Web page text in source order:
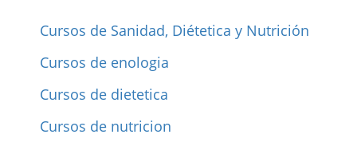
Cursos de Sanidad, Diétetica y Nutrición
Cursos de enologia
Cursos de dietetica
Cursos de nutricion